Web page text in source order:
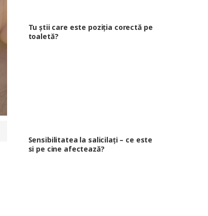
Tu știi care este poziția corectă pe
toaletă?
Sensibilitatea la salicilați – ce este
si pe cine afectează?